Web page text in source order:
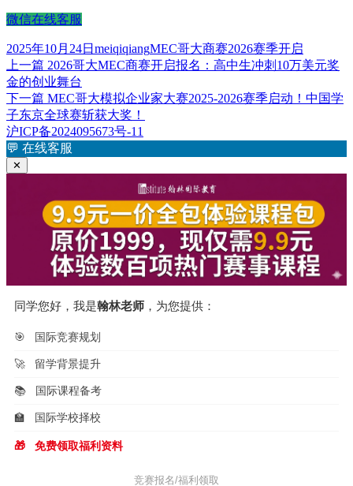
微信在线客服
发
布
于
2025年10月24日 作
者
meiqiqiang标
签
MEC哥大商赛2026赛季开启
文
章
导
航
上一篇 上
篇
文
章：
2026哥大MEC商赛开启报名：高中生冲刺10万美元奖
金的创业舞台
下一篇 下
篇
文
章：
MEC哥大模拟企业家大赛2025-2026赛季启动！中国学
子东京全球赛斩获大奖！
沪ICP备2024095673号-11
💬 在线客服
✕
同学您好，我是翰林老师 ，为您提供：
🎯 国际竞赛规划
🚀 留学背景提升
📚 国际课程备考
🏫 国际学校择校
🎁 免费领取福利资料
竞赛报名/福利领取